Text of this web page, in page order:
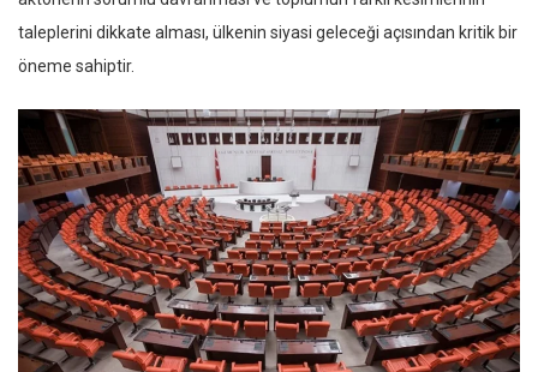
taleplerini dikkate alması, ülkenin siyasi geleceği açısından kritik bir
öneme sahiptir.